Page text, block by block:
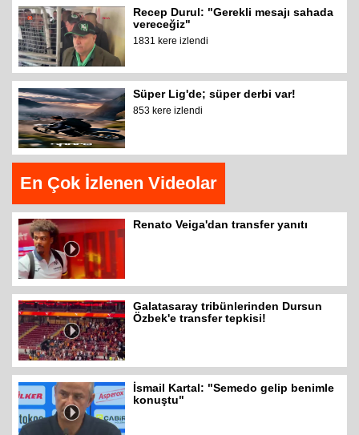
Recep Durul: "Gerekli mesajı sahada
vereceğiz"
1831 kere izlendi
Süper Lig'de; süper derbi var!
853 kere izlendi
En Çok İzlenen Videolar
Renato Veiga'dan transfer yanıtı
Galatasaray tribünlerinden Dursun
Özbek'e transfer tepkisi!
İsmail Kartal: "Semedo gelip benimle
konuştu"